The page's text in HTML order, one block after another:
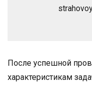
После успешной
характеристикам